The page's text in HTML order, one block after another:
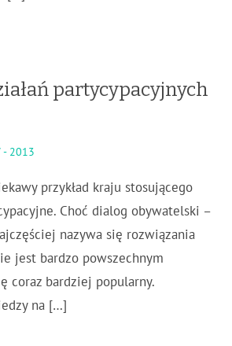
partycypacyjnych
- 2013
przykład kraju stosującego
Choć dialog obywatelski –
nazywa się rozwiązania
jest bardzo powszechnym
coraz bardziej popularny.
na […]